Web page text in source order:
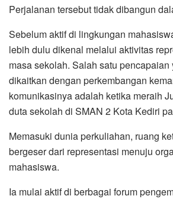
Perjalanan tersebut tidak dibangun
Sebelum aktif di lingkungan
lebih dulu dikenal melalui aktivitas
masa sekolah. Salah satu pencapaian
dikaitkan dengan perkembangan
komunikasinya adalah ketika meraih
duta sekolah di SMAN 2 Kota Kediri
Memasuki dunia perkuliahan, ruang
bergeser dari representasi menuju
mahasiswa.
Ia mulai aktif di berbagai forum